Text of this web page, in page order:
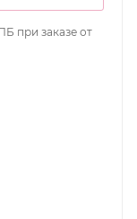
при заказе от